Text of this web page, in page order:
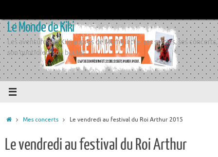
contenu
Le Monde de Kiki
Les aventures de Kiki auprès de Momiflette, ses sorties, ses concerts,
son quotidien, son boulot
Accueil
Mes concerts Le vendredi au festival du Roi Arthur 2015
Le vendredi au festival du Roi Arthur